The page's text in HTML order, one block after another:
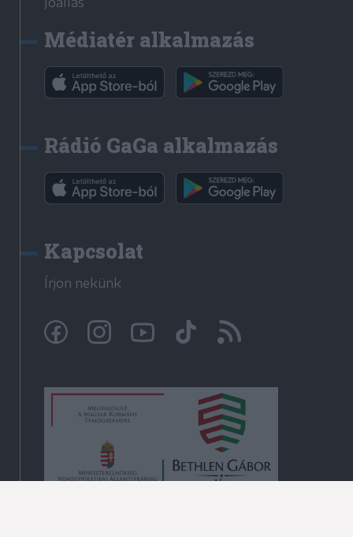
Médiatér alkalmazás
Rádió GaGa alkalmazás
Kapcsolat
Írjon nekünk